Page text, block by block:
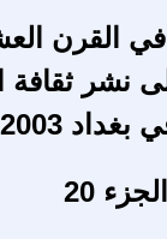
القرن
نشر
20